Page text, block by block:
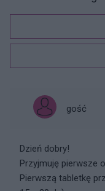
gość
Dzień dobry!
Przyjmuję pierwsze
Pierwszą tabletkę